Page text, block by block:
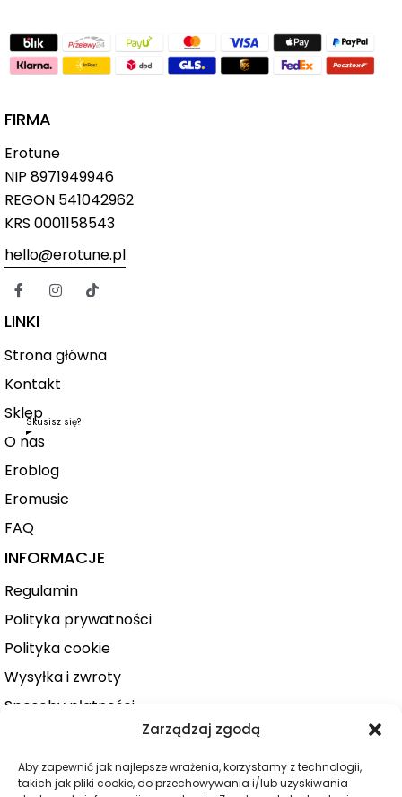
Zarządzaj zgodą
Aby zapewnić jak najlepsze wrażenia, korzystamy z technologii,
takich jak pliki cookie, do przechowywania i/lub uzyskiwania
FIRMA
Erotune
NIP 8971949946
REGON 541042962
KRS 0001158543
hello@erotune.pl
LINKI
Strona główna
Kontakt
Sklep
O nas
Skusisz się?
Eroblog
Eromusic
FAQ
INFORMACJE
Regulamin
Polityka prywatności
Polityka cookie
Wysyłka i zwroty
Sposoby płatności
Zamówienie